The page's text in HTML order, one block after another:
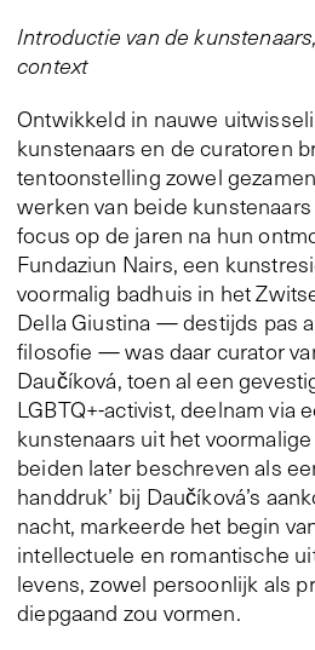
Introductie van de
context
Ontwikkeld in nauwe
kunstenaars en de curatoren
tentoonstelling zowel
werken van beide
focus op de jaren na hun
Fundaziun Nairs, een
voormalig badhuis in het
Della Giustina — destijds pas
filosofie — was daar curator
Daučíková, toen al een
LGBTQ+-activist, deelnam via
kunstenaars uit het
beiden later beschreven als
handdruk’ bij Daučíková’s
nacht, markeerde het begin
intellectuele en romantische
levens, zowel persoonlijk als
diepgaand zou vormen.